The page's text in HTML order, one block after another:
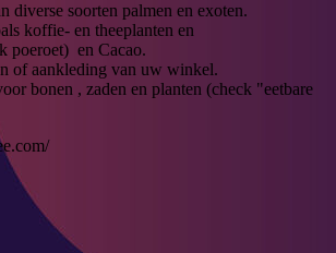
diverse soorten palmen en exoten.
koffie- en theeplanten en
poeroet) en Cacao.
of aankleding van uw winkel.
bonen , zaden en planten (check "eetbare